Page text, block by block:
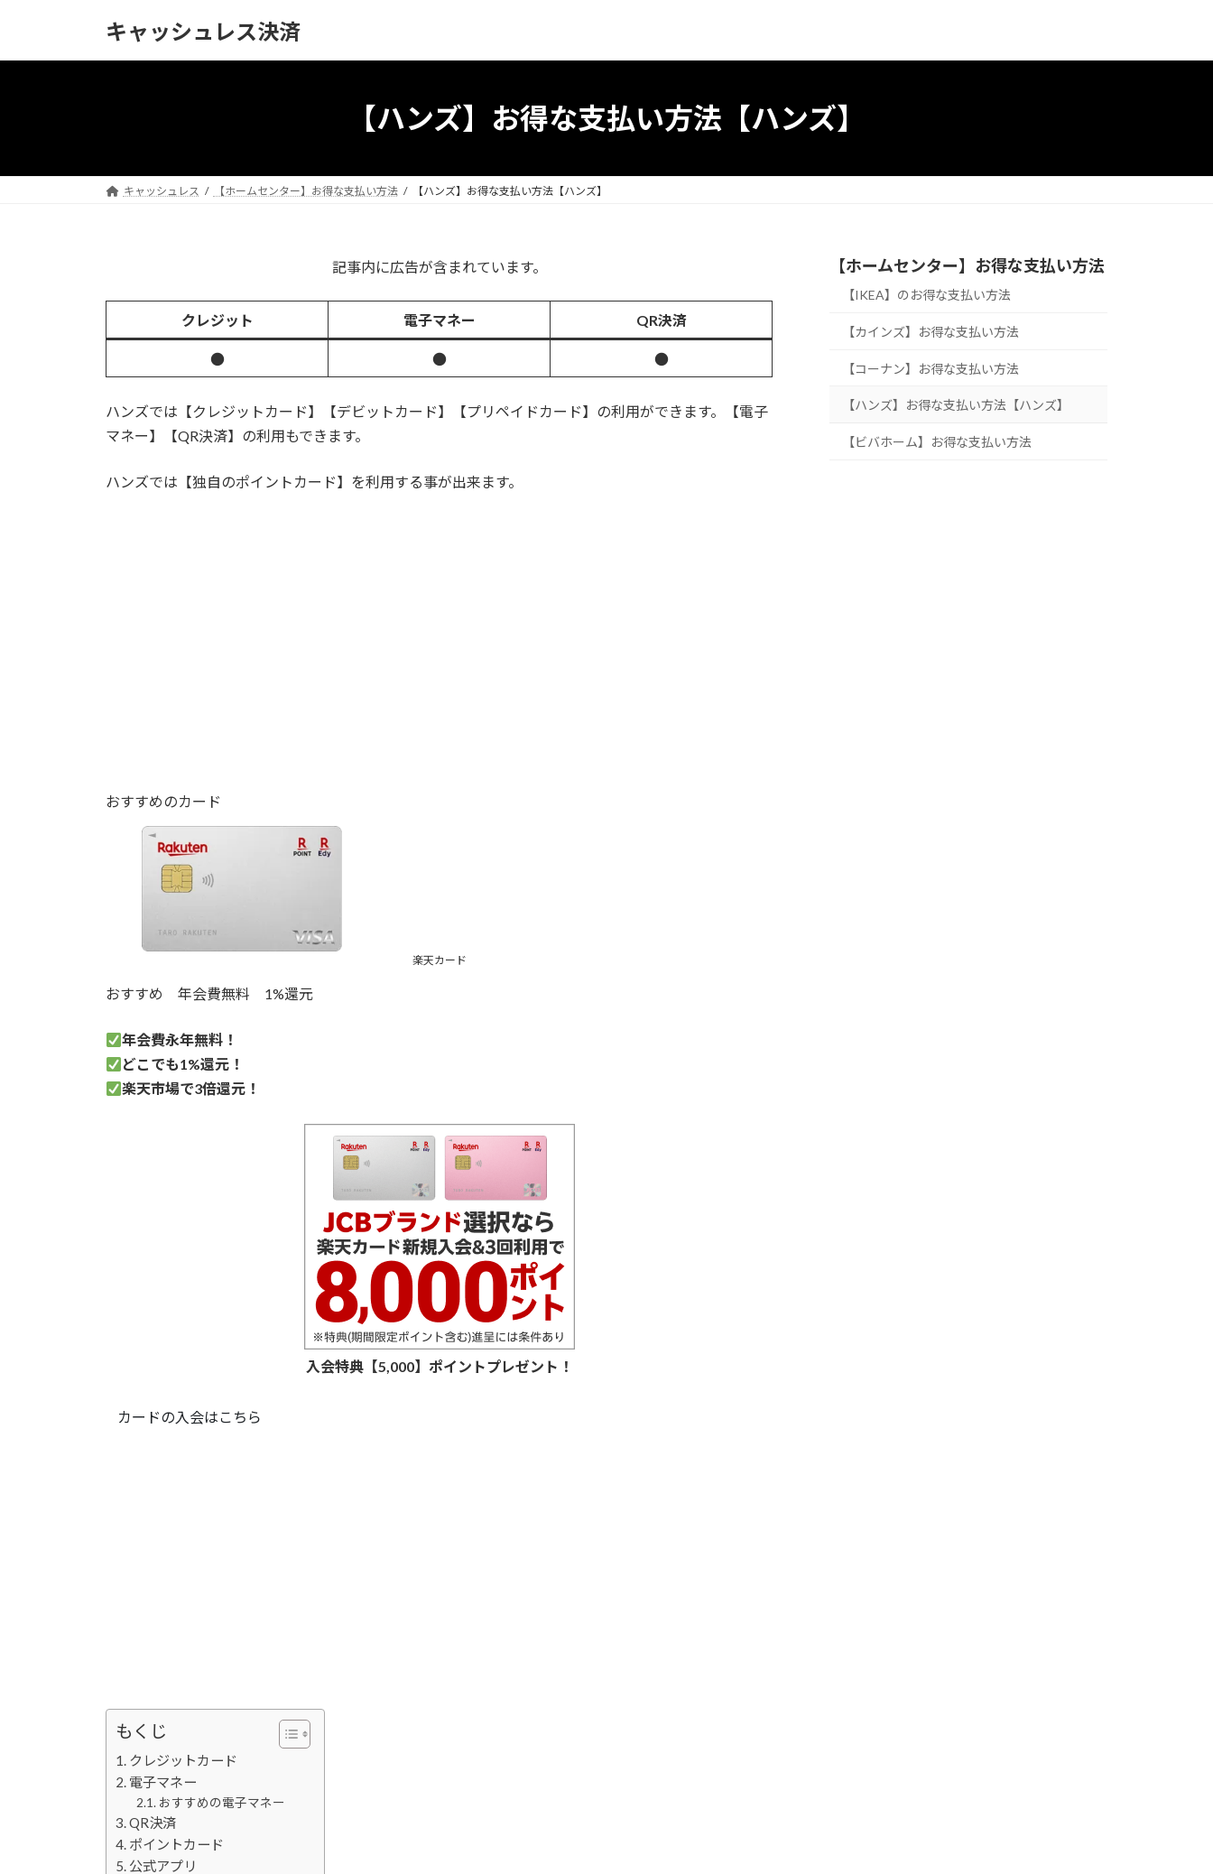
キャッシュレス決済
【ハンズ】お得な支払い方法【ハンズ】
キャッシュレス 【ホームセンター】お得な支払い方法 【ハンズ】お得な支払い方法【ハンズ】
記事内に広告が含まれています。
クレジット 電子マネー QR決済
● ● ●
ハンズでは【クレジットカード】【デビットカード】【プリペイドカード】の利用ができます。【電子
マネー】【QR決済】の利用もできます。
ハンズでは【独自のポイントカード】を利用する事が出来ます。
おすすめのカード
楽天カード
おすすめ 年会費無料 1%還元
年会費永年無料！
どこでも1%還元！
楽天市場で3倍還元！
入会特典【5,000】ポイントプレゼント！
カードの入会はこちら
もくじ
クレジットカード
電子マネー
おすすめの電子マネー
QR決済
ポイントカード
公式アプリ
【ホームセンター】お得な支払い方法
【IKEA】のお得な支払い方法
【カインズ】お得な支払い方法
【コーナン】お得な支払い方法
【ハンズ】お得な支払い方法【ハンズ】
【ビバホーム】お得な支払い方法